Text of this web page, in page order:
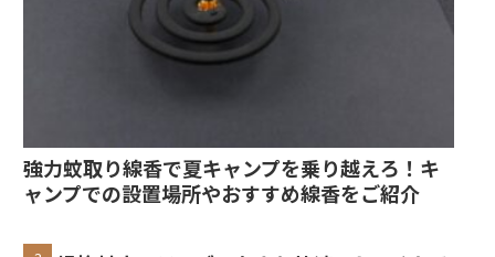
強力蚊取り線香で夏キャンプを乗り越えろ！キ
ャンプでの設置場所やおすすめ線香をご紹介